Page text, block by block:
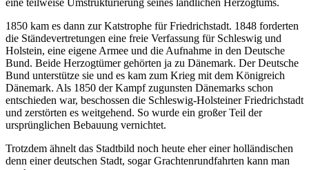
1850 kam es dann zur Katstrophe für Friedrichstadt. 1848 forderten
die Ständevertretungen eine freie Verfassung für Schleswig und
Holstein, eine eigene Armee und die Aufnahme in den Deutsche
Bund. Beide Herzogtümer gehörten ja zu Dänemark. Der Deutsche
Bund unterstütze sie und es kam zum Krieg mit dem Königreich
Dänemark. Als 1850 der Kampf zugunsten Dänemarks schon
entschieden war, beschossen die Schleswig-Holsteiner Friedrichstadt
und zerstörten es weitgehend. So wurde ein großer Teil der
ursprünglichen Bebauung vernichtet.
Trotzdem ähnelt das Stadtbild noch heute eher einer holländischen
denn einer deutschen Stadt, sogar Grachtenrundfahrten kann man